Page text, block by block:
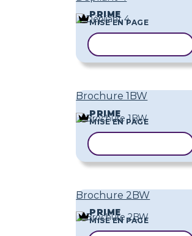
PRIME
MISE EN PAGE
Brochure 1BW
PRIME
MISE EN PAGE
Brochure 2BW
PRIME
MISE EN PAGE